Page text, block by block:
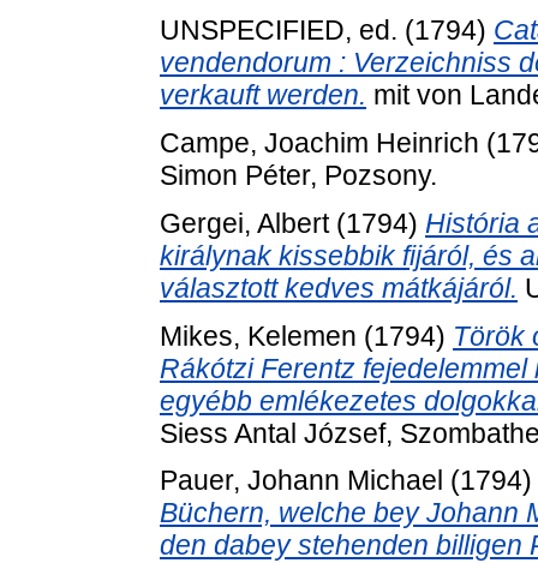
UNSPECIFIED, ed. (1794)
vendendorum : Verzeichniss
verkauft werden. mit von
Campe, Joachim Heinrich
Simon Péter, Pozsony.
Gergei, Albert(1794) História
királynak kissebbik fijáról, és
választott kedves mátkájáról.
Mikes, Kelemen (1794) Török
Rákótzi Ferentz
egyébb emlékezetes
Siess Antal József,
Pauer, Johann Michael (1794)
Büchern, welche bey Johann
den dabey stehenden billigen